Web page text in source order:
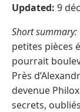
Updated: 9
Short summary:
petites pièces
pourrait
Près
devenue
secrets,